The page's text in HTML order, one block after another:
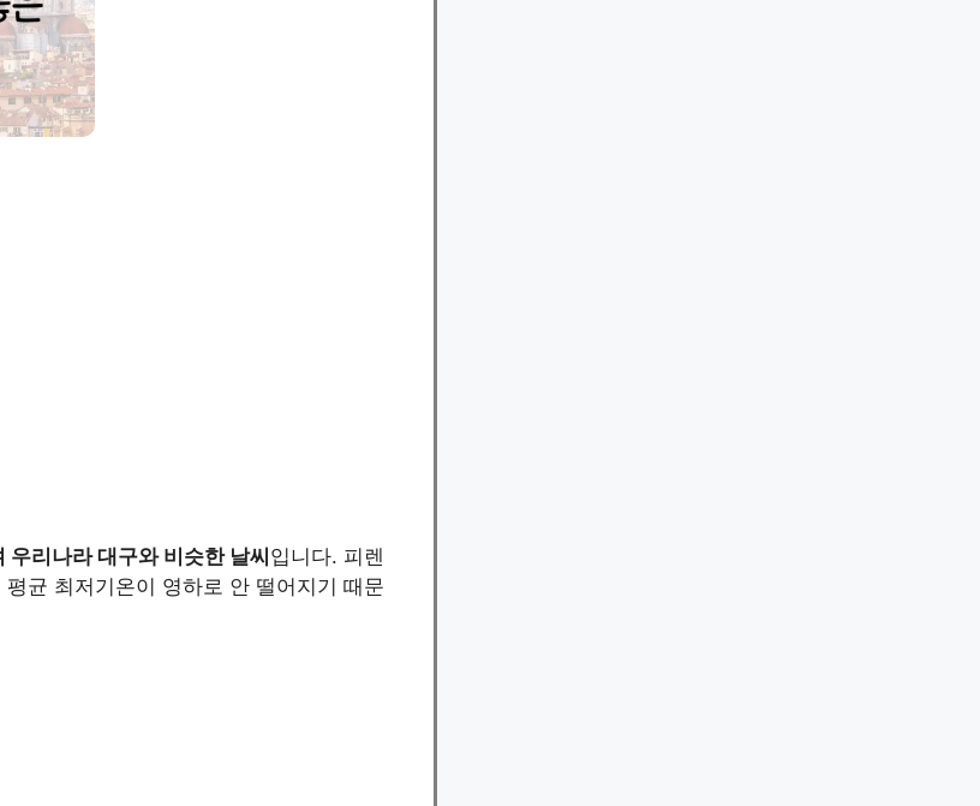
우리나라 대구와 비슷한 날씨입니다. 피렌
균 최저기온이 영하로 안 떨어지기 때문